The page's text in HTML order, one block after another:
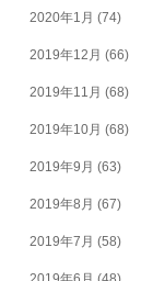
2020年1月 (74)
2019年12月 (66)
2019年11月 (68)
2019年10月 (68)
2019年9月 (63)
2019年8月 (67)
2019年7月 (58)